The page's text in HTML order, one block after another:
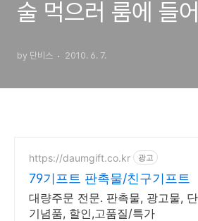
술 먹으러 룸에 들
by 단비스 2010. 6. 7.
https://daumgift.co.kr 광고
79기프트 판촉물/친구기프트
대량주문 전문. 판촉물, 광고물,
기념품, 할인,고품질/특가